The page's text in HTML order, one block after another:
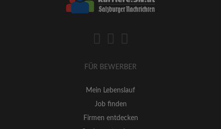
FÜR BEWERBER
Mein Lebenslauf
Job finden
Firmen entdecken